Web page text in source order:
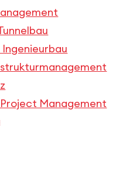
Management